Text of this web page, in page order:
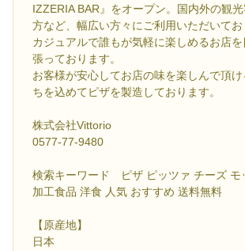
IZZERIA BAR』をオープン。国内外の観
方など、幅広い方々にご利用いただいてお
カジュアルで誰もが気軽に楽しめるお店
張っております。
お客様が安心してお店の味を楽しんで頂
ちを込めてピザを製造しております。
株式会社Vittorio
0577-77-9480
検索キーワード ピザ ピッツァ チーズ モ
加工食品 洋食 人気 おすすめ 送料無料
【原産地】
日本